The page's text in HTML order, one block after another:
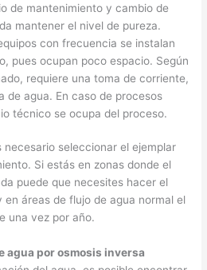
de mantenimiento y cambio de
mantener el nivel de pureza.
con frecuencia se instalan
pues ocupan poco espacio. Según
requiere una toma de corriente,
de agua. En caso de procesos
técnico se ocupa del proceso.
seleccionar el ejemplar
Si estás en zonas donde el
puede que necesites hacer el
áreas de flujo de agua normal el
una vez por año.
agua por osmosis inversa